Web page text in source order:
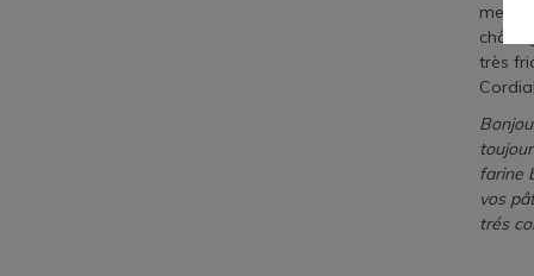
très
farine
vos
trés